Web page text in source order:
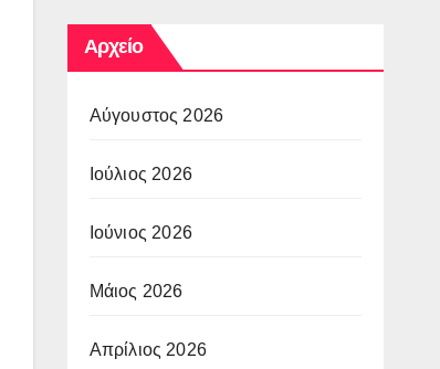
Αρχείο
Αύγουστος 2026
Ιούλιος 2026
Ιούνιος 2026
Μάιος 2026
Απρίλιος 2026